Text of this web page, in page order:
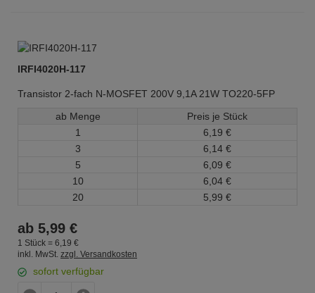
IRFI4020H-117
Transistor 2-fach N-MOSFET 200V 9,1A 21W TO220-5FP
ab Menge
Preis je Stück
1
6, 19 €
3
6, 14 €
5
6, 09 €
10
6, 04 €
20
5, 99 €
ab 5,99 €
1 Stück = 6, 19 €
inkl. MwSt. zzgl. Versandkosten
sofort verfügbar